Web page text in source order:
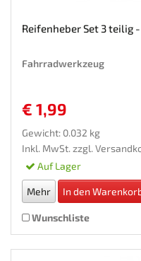
Reifenheber Set 3 teilig
Fahrradwerkzeug
€ 1,99
Gewicht: 0.032 kg
Inkl. MwSt. zzgl.
Auf Lager
Mehr In den
Wunschliste